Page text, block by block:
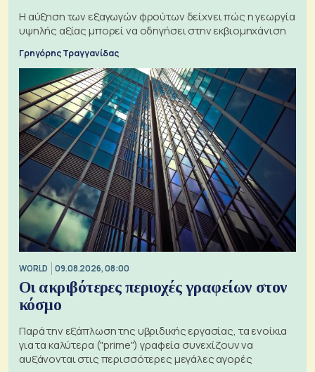
Η αύξηση των εξαγωγών φρούτων δείχνει πώς η γεωργία
υψηλής αξίας μπορεί να οδηγήσει στην εκβιομηχάνιση
Γρηγόρης Τραγγανίδας
WORLD 09.08.2026, 08:00
Οι ακριβότερες περιοχές γραφείων στον
κόσμο
Παρά την εξάπλωση της υβριδικής εργασίας, τα ενοίκια
για τα καλύτερα ("prime") γραφεία συνεχίζουν να
αυξάνονται στις περισσότερες μεγάλες αγορές